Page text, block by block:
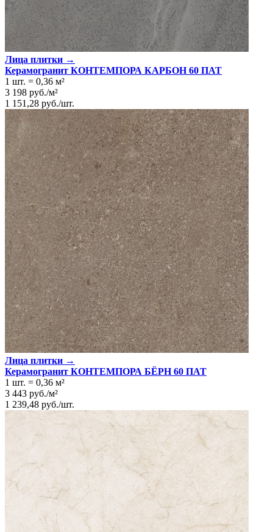
Лица плитки →
Керамогранит КОНТЕМПОРА КАРБОН 60 ПАТ
1 шт. = 0,36 м²
3 198 руб./м²
1 151,28 руб./шт.
Лица плитки →
Керамогранит КОНТЕМПОРА БЁРН 60 ПАТ
1 шт. = 0,36 м²
3 443 руб./м²
1 239,48 руб./шт.